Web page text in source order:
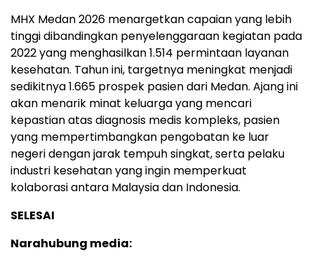
MHX Medan 2026 menargetkan capaian yang lebih
tinggi dibandingkan penyelenggaraan kegiatan pada
2022 yang menghasilkan 1.514 permintaan layanan
kesehatan. Tahun ini, targetnya meningkat menjadi
sedikitnya 1.665 prospek pasien dari Medan. Ajang ini
akan menarik minat keluarga yang mencari
kepastian atas diagnosis medis kompleks, pasien
yang mempertimbangkan pengobatan ke luar
negeri dengan jarak tempuh singkat, serta pelaku
industri kesehatan yang ingin memperkuat
kolaborasi antara Malaysia dan Indonesia.
SELESAI
Narahubung media: